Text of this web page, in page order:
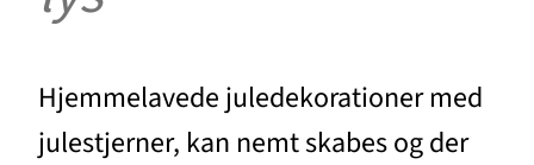
Hjemmelavede juledekorationer med
julestjerner, kan nemt skabes og der